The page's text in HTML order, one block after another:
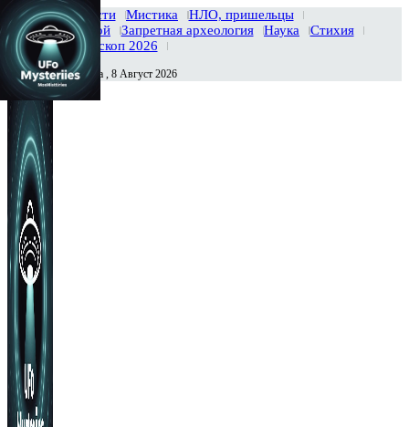
Главная Новости Мистика
НЛО, пришельцы
Тайны вселенной
Запретная археология Наука
Стихия
История
Гороскоп 2026
Сегодня Суббота , 8 Август 2026